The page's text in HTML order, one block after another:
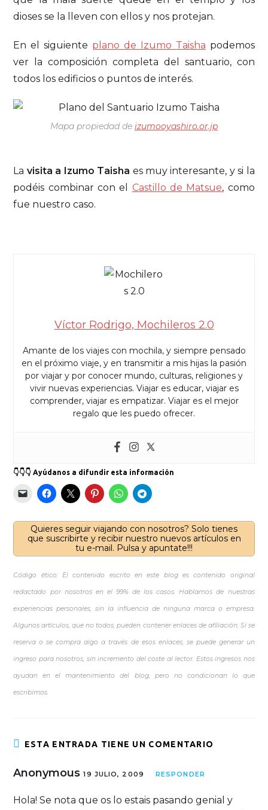
dioses se la lleven con ellos y nos protejan.
En el siguiente plano de Izumo Taisha podemos
ver la composición completa del santuario, con
todos los edificios o puntos de interés.
Mapa propiedad de izumooyashiro.or.jp
La visita a Izumo Taisha es muy interesante, y si la
podéis combinar con el Castillo de Matsue, como
fue nuestro caso.
Víctor Rodrigo, Mochileros 2.0
Amante de los viajes con mochila, y siempre pensado
en el próximo viaje, y en transmitir a mis hijas la pasión
por viajar y por conocer mundo, culturas, religiones y
vivir nuevas experiencias. Viajar es educar, viajar es
comprender, viajar es empatizar. Viajar es el mejor
regalo que les puedo ofrecer.
👇👇👇 Ayúdanos a difundir esta información
Quieres seguir viajando con nosotros? Solo tienes
que suscribirte y recibir nuestro nuevos artículos en
tu e-mail. Pulsa y apuntate!!!
Código ético: El contenido escrito en este blog es contenido original
redactado por nosotros en el 99% de los casos. Hablamos de nuestras
experiencias personales, sin la influencia de ninguna marca o empresa.
Algunos artículos, que no todos, pueden contener enlaces de afiliación. Si se
reserva o se compra algo a través de esos enlaces, se puede generar un
ingreso para nosotros, sin incremento del coste al lector. Estos ingresos nos
ayudan en el mantenimiento del blog, pero no condicionan lo que
escribimos.
ESTA ENTRADA TIENE UN COMENTARIO
Anonymous19 JULIO, 2009 RESPONDER
Hola! Se nota que os lo estais pasando genial y